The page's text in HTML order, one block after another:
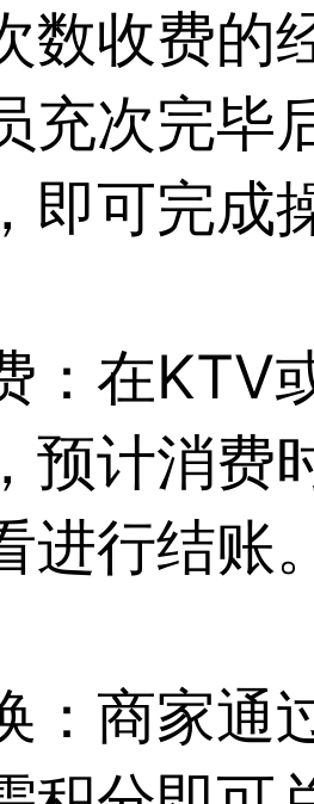
数收费的
充次完毕
即可完成
：在KTV
预计消费
进行结账。
：商家通